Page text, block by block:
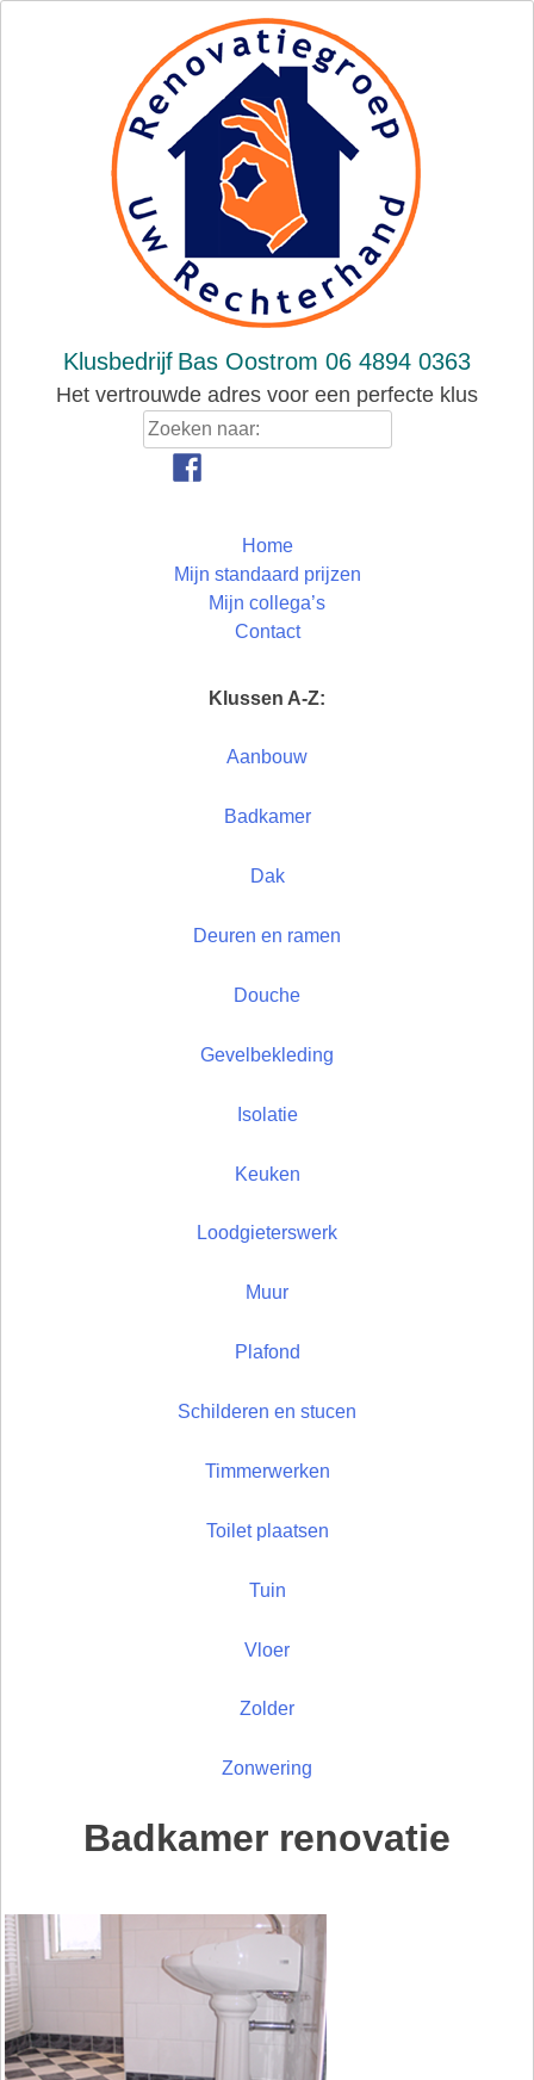
Klusbedrijf Bas Oostrom 06 4894 0363
Het vertrouwde adres voor een perfecte klus
Home
Mijn standaard prijzen
Mijn collega’s
Contact
Klussen A-Z:
Aanbouw
Badkamer
Dak
Deuren en ramen
Douche
Gevelbekleding
Isolatie
Keuken
Loodgieterswerk
Muur
Plafond
Schilderen en stucen
Timmerwerken
Toilet plaatsen
Tuin
Vloer
Zolder
Zonwering
Badkamer renovatie